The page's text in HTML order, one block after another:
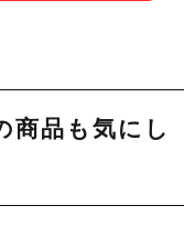
商品も気にし